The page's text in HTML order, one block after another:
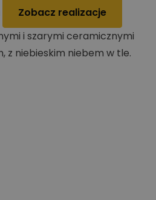
Zobacz realizacje